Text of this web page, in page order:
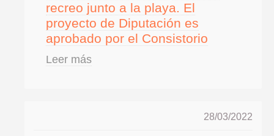
recreo junto a la playa. El
proyecto de Diputación es
aprobado por el Consistorio
Leer más
28/03/2022